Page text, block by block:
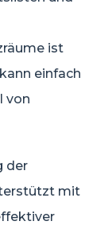
ist
einfach
von
der
mit